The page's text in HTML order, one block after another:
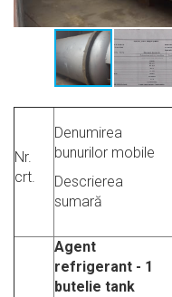
Nr.
crt.
Denumirea
bunurilor mobile
Descrierea
sumară
Agent
refrigerant - 1
butelie tank